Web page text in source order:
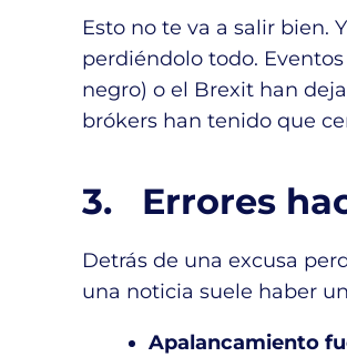
Esto no te va a salir bien.
perdiéndolo todo.
negro) o el Brexit han
brókers han tenido que
3. Errores
Detrás de una excusa
una noticia suele haber
Apalancamiento